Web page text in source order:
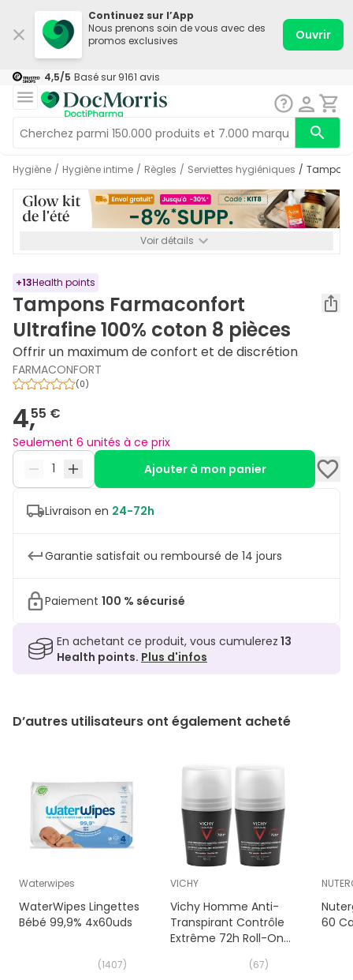
Continuez sur l’App
Nous prenons soin de vous avec des
promos exclusives
Ouvrir
4,5/5 Basé sur 9161 avis
Hygiène / Hygiène intime / Règles / Serviettes hygiéniques /
Voir détails
+13Health points
Tampons Farmaconfort
Ultrafine 100% coton 8 pièces
Offrir un maximum de confort et de discrétion
FARMACONFORT
(0)
4,55 €
Seulement 6 unités à ce prix
Ajouter à mon panier
Livraison en 24-72h
Garantie satisfait ou remboursé de 14 jours
Paiement 100 % sécurisé
En achetant ce produit, vous cumulerez 13
Health points. Plus d'infos
D’autres utilisateurs ont également acheté
Waterwipes
WaterWipes Lingettes
Bébé 99,9% 4x60uds
(1407)
VICHY
Vichy Homme Anti-
Transpirant Contrôle
Extrême 72h Roll-On
(67)
60